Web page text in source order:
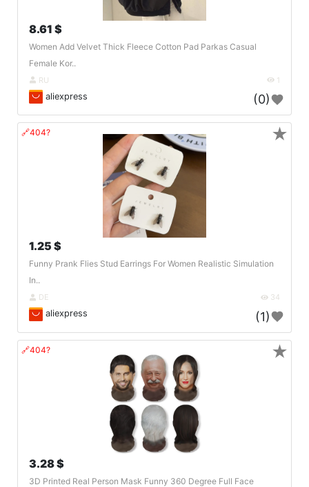
8.61 $
Women Add Velvet Thick Fleece Cotton Pad Parkas Casual
Female Kor..
RU 1
aliexpress (0)
🔗404?
1.25 $
Funny Prank Flies Stud Earrings For Women Realistic Simulation
In..
DE 34
aliexpress (1)
★
🔗404?
3.28 $
3D Printed Real Person Mask Funny 360 Degree Full Face
★